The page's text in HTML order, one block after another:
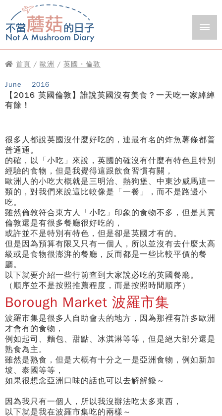
首頁 / 歐洲 / 英國・倫敦
June 2016
【2016 英國倫敦】誰說英國沒有美食？一天吃一家綽綽
有餘！
很多人都說英國沒什麼好吃的，連最有名的炸魚薯條都普
普通通。
的確，以「小吃」來說，英國的確沒有什麼有特色且特別
經驗的食物，但是我覺得這跟飲食習慣有關，
歐洲人的小吃大概就是三明治、熱狗堡、中東沙威馬這一
類的，對我們來說這比較像是「一餐」，而不是路邊小
吃。
雖然倫敦符合東方人「小吃」印象的食物不多，但是其實
倫敦還是有很多餐廳很好吃的，
或許並不是特別有特色，但是卻是英國才有的。
但是因為預算有限又只有一個人，所以並沒有去什麼太高
級或是食物很澎湃的餐廳，反而都是一些比較平價的餐
廳。
以下就要介紹一些行前查到大家說必吃的英國餐廳。
（順序並不是按照推薦程度，而是按照時間順序）
Borough Market 波羅市集
波羅市集是很多人自助會去的地方，因為那裡有許多歐洲
才會有的食物，
例如起司、麵包、甜點、冰淇淋等等，但是絕大部分還是
熟食為主。
雖然是熟食，但是大概有十分之一是亞洲食物，例如新加
坡、泰國等等，
如果很想念亞洲口味的話也可以去解解饞～
因為我只有一個人，所以我沒辦法吃太多東西，
以下就是我在波羅市集吃的兩樣～